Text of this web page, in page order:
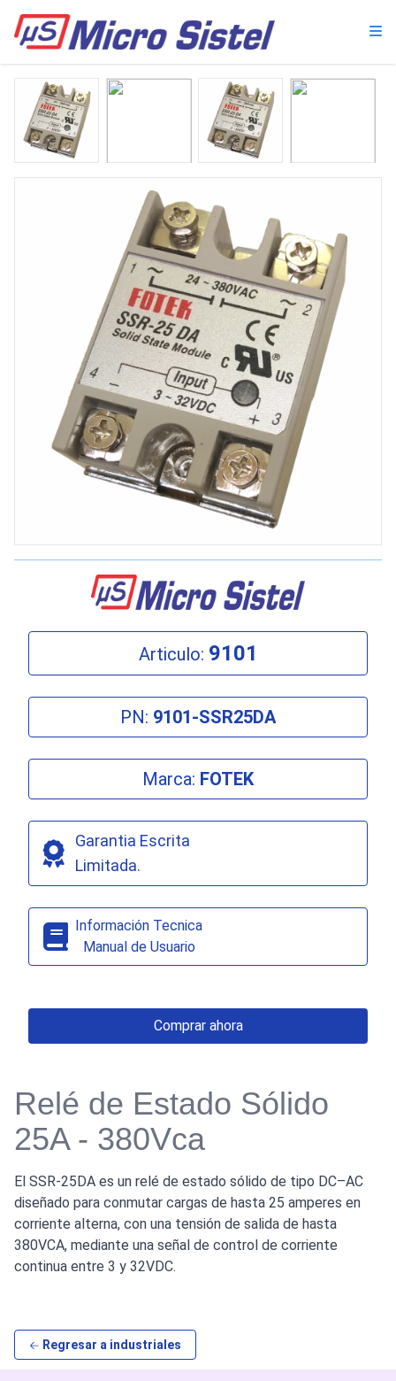
Articulo: 9101
PN: 9101-SSR25DA
Marca: FOTEK
Garantia Escrita
Limitada.
Información Tecnica
Manual de Usuario
Comprar ahora
Relé de Estado Sólido
25A - 380Vca
El SSR-25DA es un relé de estado sólido de tipo DC–AC
diseñado para conmutar cargas de hasta 25 amperes en
corriente alterna, con una tensión de salida de hasta
380VCA, mediante una señal de control de corriente
continua entre 3 y 32VDC.
Regresar a industriales